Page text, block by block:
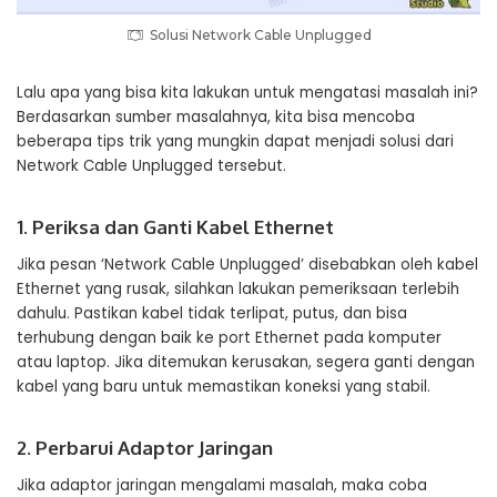
Solusi Network Cable Unplugged
Lalu apa yang bisa kita lakukan untuk mengatasi masalah ini?
Berdasarkan sumber masalahnya, kita bisa mencoba
beberapa tips trik yang mungkin dapat menjadi solusi dari
Network Cable Unplugged tersebut.
1. Periksa dan Ganti Kabel Ethernet
Jika pesan ‘Network Cable Unplugged’ disebabkan oleh kabel
Ethernet yang rusak, silahkan lakukan pemeriksaan terlebih
dahulu. Pastikan kabel tidak terlipat, putus, dan bisa
terhubung dengan baik ke port Ethernet pada komputer
atau laptop. Jika ditemukan kerusakan, segera ganti dengan
kabel yang baru untuk memastikan koneksi yang stabil.
2. Perbarui Adaptor Jaringan
Jika adaptor jaringan mengalami masalah, maka coba